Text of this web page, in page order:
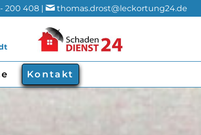
- 200 408 | thomas.drost@leckortung24.de
Kontakt